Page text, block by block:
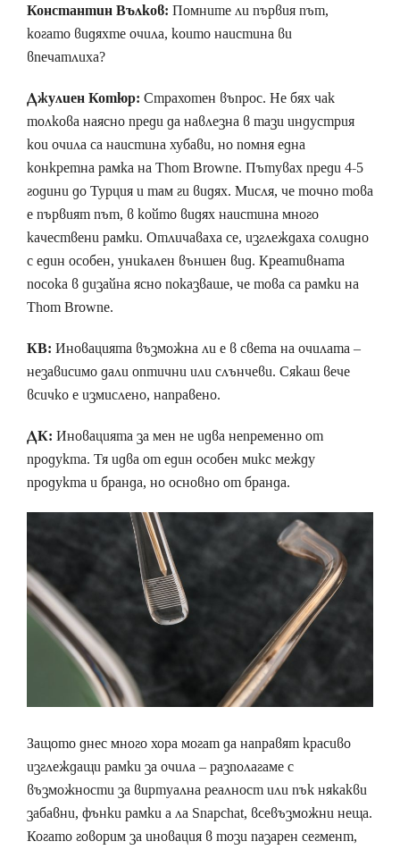
Константин Вълков: Помните ли първия път,
когато видяхте очила, които наистина ви
впечатлиха?
Джулиен Котюр: Страхотен въпрос. Не бях чак
толкова наясно преди да навлезна в тази индустрия
кои очила са наистина хубави, но помня една
конкретна рамка на Thom Browne. Пътувах преди 4-5
години до Турция и там ги видях. Мисля, че точно това
е първият път, в който видях наистина много
качествени рамки. Отличаваха се, изглеждаха солидно
с един особен, уникален външен вид. Креативната
посока в дизайна ясно показваше, че това са рамки на
Thom Browne.
КВ: Иновацията възможна ли е в света на очилата –
независимо дали оптични или слънчеви. Сякаш вече
всичко е измислено, направено.
ДК: Иновацията за мен не идва непременно от
продукта. Тя идва от един особен микс между
продукта и бранда, но основно от бранда.
Защото днес много хора могат да направят красиво
изглеждащи рамки за очила – разполагаме с
възможности за виртуална реалност или пък някакви
забавни, фънки рамки а ла Snapchat, всевъзможни неща.
Когато говорим за иновация в този пазарен сегмент,